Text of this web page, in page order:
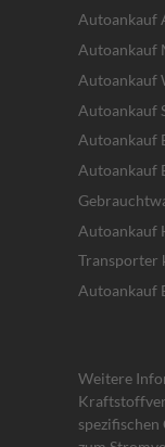
Autoankauf
Autoankauf
Autoankauf
Autoankauf
Autoankauf
Autoankauf
Autoankauf
Transporter
Autoankauf
Weitere
spezifischen